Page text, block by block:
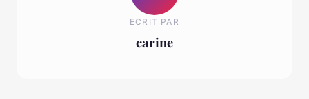
ECRIT PAR
carine